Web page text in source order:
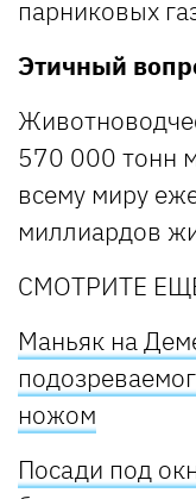
парниковых
Этичный
570 000 тонн
всему миру
миллиардов
СМОТРИТЕ
Маньяк на
ножом
Посади под